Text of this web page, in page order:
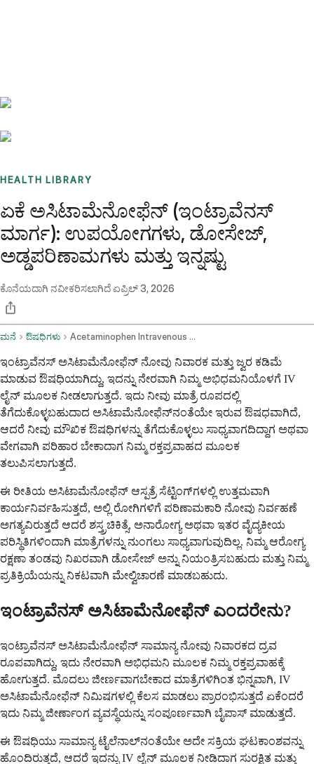
HEALTH LIBRARY
ಏಕೆ ಅಸಿಟಾಮೆನೋಫೆನ್ (ಇಂಟ್ರಾವೆನಸ್
ಮಾರ್ಗ): ಉಪಯೋಗಗಳು, ಡೋಸೇಜ್,
ಅಡ್ಡಪರಿಣಾಮಗಳು ಮತ್ತು ಇನ್ನಷ್ಟು
ಕೊನೆಯದಾಗಿ ನವೀಕರಿಸಲಾಗಿದೆಏಪ್ರಿಲ್ 3, 2026
ಮನೆ ಔಷಧಿಗಳು Acetaminophen Intravenous Route
ಇಂಟ್ರಾವೆನಸ್ ಅಸಿಟಾಮೆನೋಫೆನ್ ನೋವು ನಿವಾರಕ ಮತ್ತು ಜ್ವರ ಕಡಿಮೆ
ಮಾಡುವ ಔಷಧಿಯಾಗಿದ್ದು, ಇದನ್ನು ನೇರವಾಗಿ ನಿಮ್ಮ ಅಭಿಧಮನಿಯೊಳಗೆ IV
ಲೈನ್ ಮೂಲಕ ನೀಡಲಾಗುತ್ತದೆ. ಇದು ನೀವು ಮಾತ್ರೆ ರೂಪದಲ್ಲಿ
ತೆಗೆದುಕೊಳ್ಳಬಹುದಾದ ಅಸಿಟಾಮೆನೋಫೆನ್‌ನಂತೆಯೇ ಇರುವ ಔಷಧವಾಗಿದೆ,
ಆದರೆ ನೀವು ಮೌಖಿಕ ಔಷಧಿಗಳನ್ನು ತೆಗೆದುಕೊಳ್ಳಲು ಸಾಧ್ಯವಾಗದಿದ್ದಾಗ ಅಥವಾ
ವೇಗವಾಗಿ ಪರಿಹಾರ ಬೇಕಾದಾಗ ನಿಮ್ಮ ರಕ್ತಪ್ರವಾಹದ ಮೂಲಕ
ತಲುಪಿಸಲಾಗುತ್ತದೆ.
ಈ ರೀತಿಯ ಅಸಿಟಾಮೆನೋಫೆನ್ ಆಸ್ಪತ್ರೆ ಸೆಟ್ಟಿಂಗ್‌ಗಳಲ್ಲಿ ಉತ್ತಮವಾಗಿ
ಕಾರ್ಯನಿರ್ವಹಿಸುತ್ತದೆ, ಅಲ್ಲಿ ರೋಗಿಗಳಿಗೆ ಪರಿಣಾಮಕಾರಿ ನೋವು ನಿರ್ವಹಣೆ
ಅಗತ್ಯವಿರುತ್ತದೆ ಆದರೆ ಶಸ್ತ್ರಚಿಕಿತ್ಸೆ, ಅನಾರೋಗ್ಯ ಅಥವಾ ಇತರ ವೈದ್ಯಕೀಯ
ಪರಿಸ್ಥಿತಿಗಳಿಂದಾಗಿ ಮಾತ್ರೆಗಳನ್ನು ನುಂಗಲು ಸಾಧ್ಯವಾಗುವುದಿಲ್ಲ. ನಿಮ್ಮ ಆರೋಗ್ಯ
ರಕ್ಷಣಾ ತಂಡವು ನಿಖರವಾಗಿ ಡೋಸೇಜ್ ಅನ್ನು ನಿಯಂತ್ರಿಸಬಹುದು ಮತ್ತು ನಿಮ್ಮ
ಪ್ರತಿಕ್ರಿಯೆಯನ್ನು ನಿಕಟವಾಗಿ ಮೇಲ್ವಿಚಾರಣೆ ಮಾಡಬಹುದು.
ಇಂಟ್ರಾವೆನಸ್ ಅಸಿಟಾಮೆನೋಫೆನ್ ಎಂದರೇನು?
ಇಂಟ್ರಾವೆನಸ್ ಅಸಿಟಾಮೆನೋಫೆನ್ ಸಾಮಾನ್ಯ ನೋವು ನಿವಾರಕದ ದ್ರವ
ರೂಪವಾಗಿದ್ದು, ಇದು ನೇರವಾಗಿ ಅಭಿಧಮನಿ ಮೂಲಕ ನಿಮ್ಮ ರಕ್ತಪ್ರವಾಹಕ್ಕೆ
ಹೋಗುತ್ತದೆ. ಮೊದಲು ಜೀರ್ಣವಾಗಬೇಕಾದ ಮಾತ್ರೆಗಳಿಗಿಂತ ಭಿನ್ನವಾಗಿ, IV
ಅಸಿಟಾಮೆನೋಫೆನ್ ನಿಮಿಷಗಳಲ್ಲಿ ಕೆಲಸ ಮಾಡಲು ಪ್ರಾರಂಭಿಸುತ್ತದೆ ಏಕೆಂದರೆ
ಇದು ನಿಮ್ಮ ಜೀರ್ಣಾಂಗ ವ್ಯವಸ್ಥೆಯನ್ನು ಸಂಪೂರ್ಣವಾಗಿ ಬೈಪಾಸ್ ಮಾಡುತ್ತದೆ.
ಈ ಔಷಧಿಯು ಸಾಮಾನ್ಯ ಟೈಲೆನಾಲ್‌ನಂತೆಯೇ ಅದೇ ಸಕ್ರಿಯ ಘಟಕಾಂಶವನ್ನು
ಹೊಂದಿರುತ್ತದೆ, ಆದರೆ ಇದನ್ನು IV ಲೈನ್ ಮೂಲಕ ನೀಡಿದಾಗ ಸುರಕ್ಷಿತ ಮತ್ತು